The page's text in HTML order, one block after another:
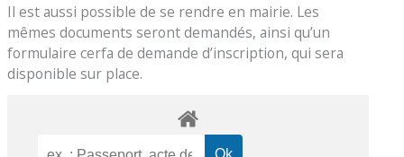
Il est aussi possible de se rendre en mairie. Les
mêmes documents seront demandés, ainsi qu’un
formulaire cerfa de demande d’inscription, qui sera
disponible sur place.